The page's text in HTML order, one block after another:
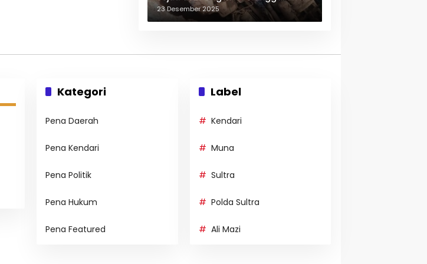
Berulang-ulang
23 Desember 2025
Kategori
Pena Daerah
Pena Kendari
Pena Politik
Pena Hukum
Pena Featured
Label
Kendari
Muna
Sultra
Polda Sultra
Ali Mazi